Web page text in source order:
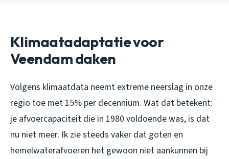
Klimaatadaptatie voor
Veendam daken
Volgens klimaatdata neemt extreme neerslag in onze
regio toe met 15% per decennium. Wat dat betekent:
je afvoercapaciteit die in 1980 voldoende was, is dat
nu niet meer. Ik zie steeds vaker dat goten en
hemelwaterafvoeren het gewoon niet aankunnen bij